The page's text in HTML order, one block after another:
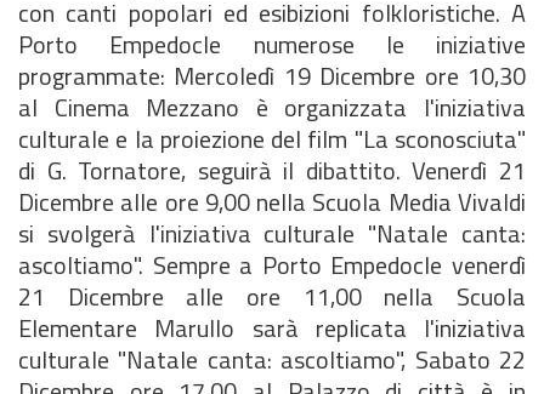
con canti popolari ed esibizioni folkloristiche. A
Porto Empedocle numerose le iniziative
programmate: Mercoledì 19 Dicembre ore 10,30
al Cinema Mezzano è organizzata l'iniziativa
culturale e la proiezione del film "La sconosciuta"
di G. Tornatore, seguirà il dibattito. Venerdì 21
Dicembre alle ore 9,00 nella Scuola Media Vivaldi
si svolgerà l'iniziativa culturale "Natale canta:
ascoltiamo". Sempre a Porto Empedocle venerdì
21 Dicembre alle ore 11,00 nella Scuola
Elementare Marullo sarà replicata l'iniziativa
culturale "Natale canta: ascoltiamo", Sabato 22